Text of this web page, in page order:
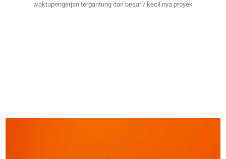
waktupengerjan tergantung dari besar / kecil nya proyek